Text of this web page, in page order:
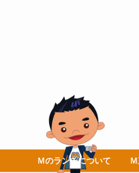
Ｍのランチについて